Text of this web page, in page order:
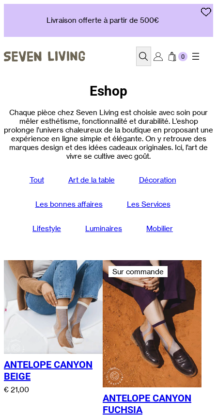
Livraison offerte à partir de 500€
Recherche
Eshop
Chaque pièce chez Seven Living est choisie avec soin pour
mêler esthétisme, fonctionnalité et durabilité. L’eshop
prolonge l’univers chaleureux de la boutique en proposant une
expérience en ligne simple et élégante. On y retrouve des
marques design et des idées cadeaux originales. Ici, l’art de
vivre se cultive avec goût.
Tout Art de la table Décoration
Les bonnes affaires Les Services
Lifestyle Luminaires Mobilier
ANTELOPE CANYON
BEIGE
€ 21,00
Sur commande
ANTELOPE CANYON
FUCHSIA